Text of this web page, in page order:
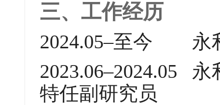
三、工作经历
2024.05–至今 永
2023.06–2024.05
特任副研究员